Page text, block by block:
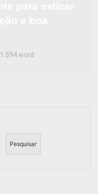
1.594 word
Pesquisar